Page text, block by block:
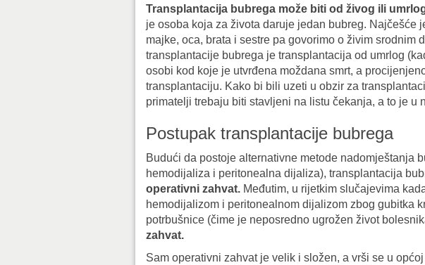
Transplantacija bubrega može biti od živog ili
je osoba koja za života daruje jedan bubreg. Najčešće
majke, oca, brata i sestre pa govorimo o živim srodnim
transplantacije bubrega je transplantacija od umrlog
osobi kod koje je utvrđena moždana smrt, a
transplantaciju. Kako bi bili uzeti u obzir za
primatelji trebaju biti stavljeni na listu čekanja, a to je u
Postupak transplantacije bubrega
Budući da postoje alternativne metode nadomještanja
hemodijaliza i peritonealna dijaliza), transplantacija
operativni zahvat. Međutim, u rijetkim slučajevima
hemodijalizom i peritonealnom dijalizom zbog gubitka
potrbušnice (čime je neposredno ugrožen život
zahvat.
Sam operativni zahvat je velik i složen, a vrši se u